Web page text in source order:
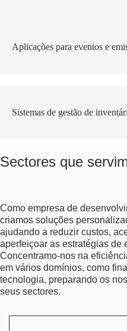
Aplicações para eventos e
Sistemas de gestão de
Sectores que
Como empresa de
criamos soluções
ajudando a reduzir custos,
aperfeiçoar as estratégias de
Concentramo-nos na
em vários domínios, como
tecnologia, preparando os
seus sectores.